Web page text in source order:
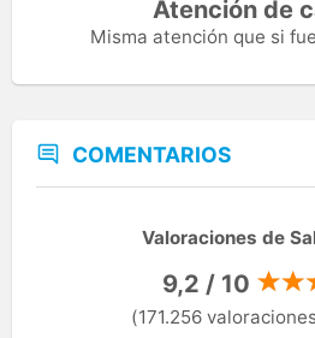
Atención de
Misma atención que si
COMENTARIOS
Valoraciones de
9,2 / 10
(171.256